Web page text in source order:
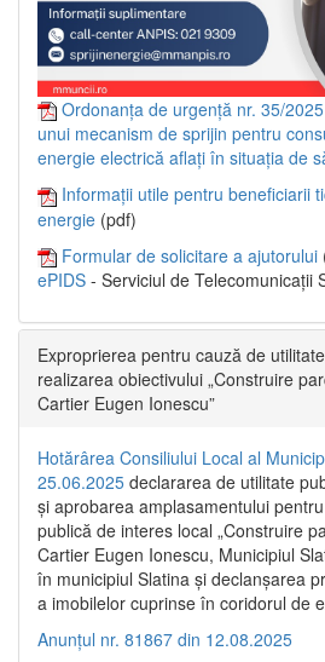
Ordonanța de urgență nr. 35/
unui mecanism de sprijin pentru
energie electrică aflați în situația de
Informații utile pentru beneficiarii
energie (pdf)
Formular de solicitare a ajutorului
ePIDS - Serviciul de Telecomunicații
Exproprierea pentru cauză de
realizarea obiectivului „Construire
Cartier Eugen Ionescu”
Hotărârea Consiliului Local al
25.06.2025 declararea de utilitate
și aprobarea amplasamentului
publică de interes local „Construire
Cartier Eugen Ionescu, Municipiul
în municipiul Slatina și declanșarea
a imobilelor cuprinse în coridorul de
Anunțul nr. 81867 din 12.08.2025